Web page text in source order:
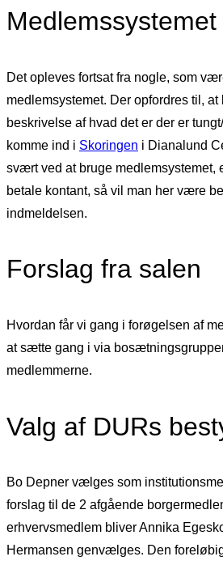
Medlemssystemet
Det opleves fortsat fra nogle, som
medlemsystemet. Der opfordres til,
beskrivelse af hvad det er der er
komme ind i Skoringen i Dianalund
svært ved at bruge medlemsystemet,
betale kontant, så vil man her være
indmeldelsen.
Forslag fra salen
Hvordan får vi gang i forøgelsen af
at sætte gang i via
medlemmerne.
Valg af DURs
Bo Depner vælges som
forslag til de 2 afgående
erhvervsmedlem bliver Annika
Hermansen genvælges. Den